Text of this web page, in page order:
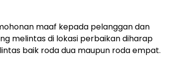
maaf kepada pelanggan dan
melintas di lokasi perbaikan diharap
baik roda dua maupun roda empat.